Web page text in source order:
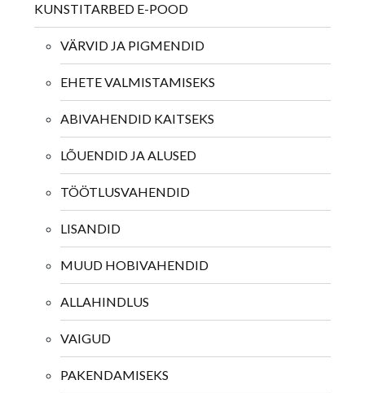
KUNSTITARBED E-POOD
VÄRVID JA PIGMENDID
EHETE VALMISTAMISEKS
ABIVAHENDID KAITSEKS
LÕUENDID JA ALUSED
TÖÖTLUSVAHENDID
LISANDID
MUUD HOBIVAHENDID
ALLAHINDLUS
VAIGUD
PAKENDAMISEKS